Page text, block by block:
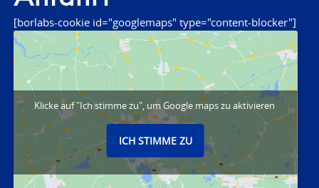
[borlabs-cookie id="googlemaps" type="content-blocker"]
Klicke auf "Ich stimme zu", um Google maps zu aktivieren
ICH STIMME ZU